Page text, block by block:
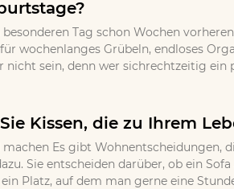
Tag schon Wochen
wochenlanges Grübeln, endloses
sein, denn wer sichrechtzeitig ein
Kissen, die zu Ihrem
Es gibt Wohnentscheidungen,
Sie entscheiden darüber, ob ein
Platz, auf dem man gerne eine